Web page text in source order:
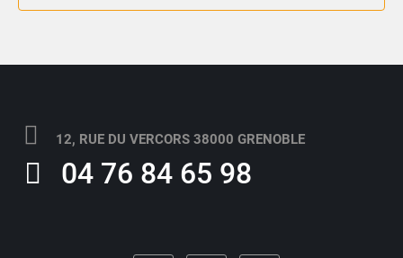
12, RUE DU VERCORS 38000 GRENOBLE
04 76 84 65 98